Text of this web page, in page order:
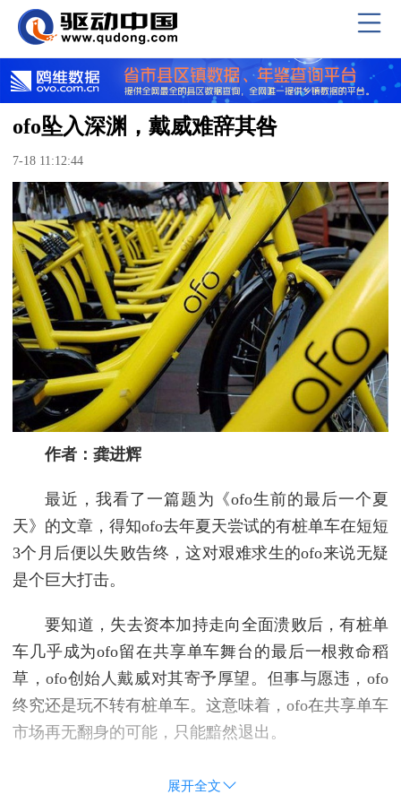
ofo坠入深渊，戴威难辞其咎
7-18 11:12:44
作者：龚进辉
最近，我看了一篇题为《ofo生前的最后一个夏
天》的文章，得知ofo去年夏天尝试的有桩单车在短短
3个月后便以失败告终，这对艰难求生的ofo来说无疑
是个巨大打击。
要知道，失去资本加持走向全面溃败后，有桩单
车几乎成为ofo留在共享单车舞台的最后一根救命稻
草，ofo创始人戴威对其寄予厚望。但事与愿违，ofo
终究还是玩不转有桩单车。这意味着，ofo在共享单车
市场再无翻身的可能，只能黯然退出。
展开全文